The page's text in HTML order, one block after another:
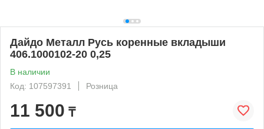
Дайдо Металл Русь коренные вкладыши
406.1000102-20 0,25
В наличии
Код: 107597391
Розница
11 500 ₸